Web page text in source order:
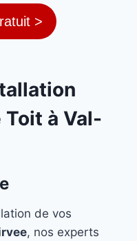
>
Toit à Val-
de vos
, nos experts